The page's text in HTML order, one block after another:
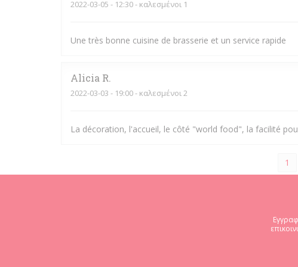
2022-03-05 - 12:30 - καλεσμένοι 1
Une très bonne cuisine de brasserie et un service rapide
Alicia R
2022-03-03 - 19:00 - καλεσμένοι 2
La décoration, l'accueil, le côté "world food", la facilité
1